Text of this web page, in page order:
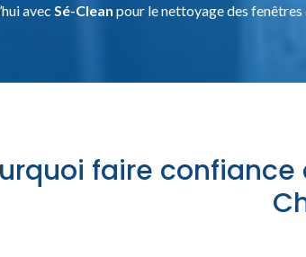
avec Sé-Clean pour le nettoyage des
faire